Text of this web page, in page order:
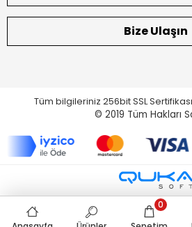
Bize Ulaşın
Tüm bilgileriniz 256bit SSL
© 2019 Tüm Hakları
0